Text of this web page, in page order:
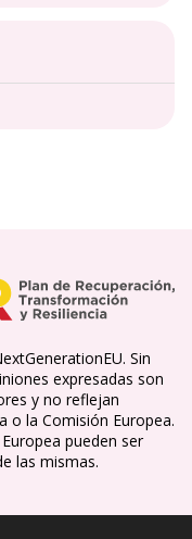
Sin
expresadas son
y no reflejan
o la Comisión Europea.
pueden ser
las mismas.